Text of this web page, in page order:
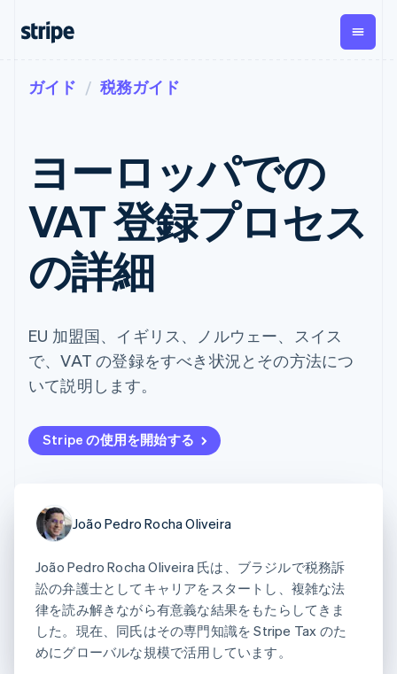
支払い
済
Managed
Payments
マーチャント
オブレコード
ソリューショ
ン
Payment links
コーディング
構築済み決済
Elements
柔軟な UI コン
125 以上の決
済手段を利用
Boost
決済成功率の
Link
スピーディー
な決済
収益
Metronome
従量課金
サブスクリ
プション
Tax
VAT の自動
会計管理の
自動化
Data
データの同
Global
Payouts
第三者
への入
金
プラッ
企業規模別
ユースケース別
ース
E コマース / ECサイト
埋込型金融
グローバルビジネス
アプリ内決済
マーケットプレイス
資金管理
プラットフォーム
AI 企業
クリエイターエコノミ―
ホスピタリティ、旅行、
レジャー
保険
メディアおよびエンター
テインメント
非営利団体
プロフェッショナルサー
ドキュメント
ライブラリと SDK
Stripe Apps
ガイド
オンライン決済を受け付
け
プラットフォームまたは
マーケットプレイスを構
築する
サブスクリプションを管
理
ステーブルコイン担保型
のカードを発行
エージェントによるサー
リソース
アプリへの導入
コードサンプル
開発者のブログ
API ステータス
学ぶ
ガイド
サポート
サポートに問い合わせる
管理サポートプラン
プロフェッショナルサー
会社
製品ロードマップ
Sessions 年次カンファ
レンス
お問い合わせ
営業にお問い合わせ
パートナーになる
ガイド 税務ガイド
ヨーロッパでの
VAT 登録プロセス
の詳細
EU 加盟国、イギリス、ノルウェー、スイス
で、VAT の登録をすべき状況とその方法につ
いて説明します。
Stripe の使用を開始する
João Pedro Rocha Oliveira
João Pedro Rocha Oliveira 氏は、ブラジルで税務訴
訟の弁護士としてキャリアをスタートし、複雑な法
律を読み解きながら有意義な結果をもたらしてきま
した。現在、同氏はその専門知識を Stripe Tax のた
めにグローバルな規模で活用しています。